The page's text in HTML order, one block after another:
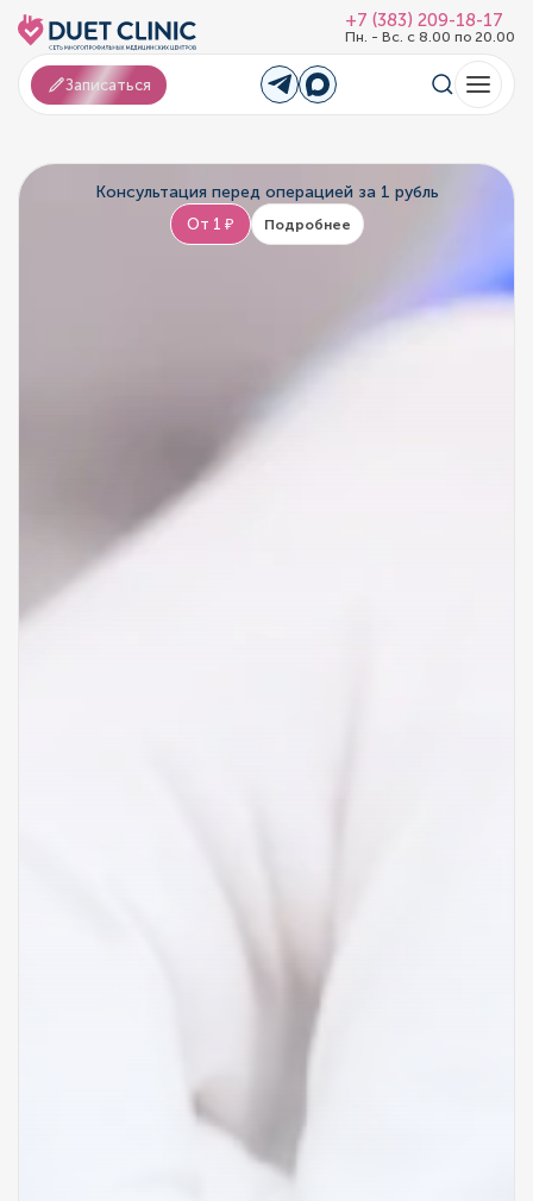
+7 (383) 209-18-17
Пн. - Вс. с 8.00 по 20.00
Записаться
Консультация перед операцией за 1 рубль
От 1 ₽ Подробнее